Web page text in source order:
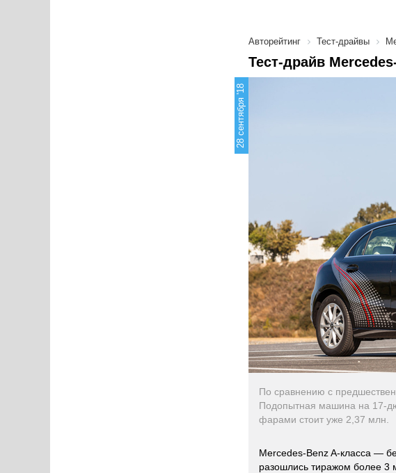
Авторейтинг Тест-драйвы
Тест-драйв
28 сентября '18
По сравнению с
Подопытная машина на 17-
фарами стоит уже 2,37 млн.
Mercedes-Benz A-класса —
разошлись тиражом более 3